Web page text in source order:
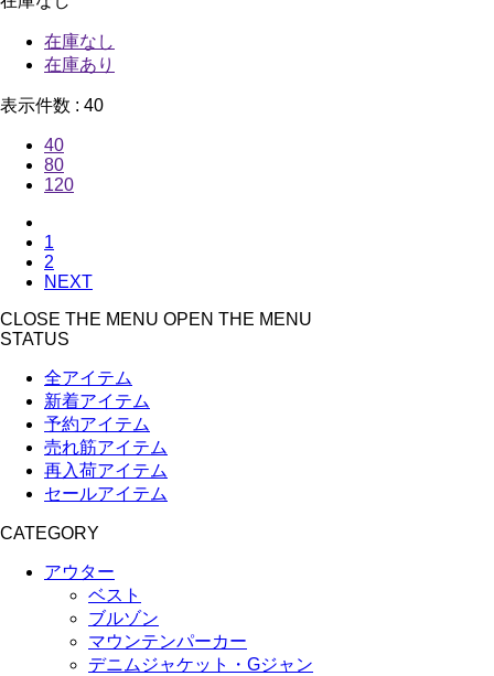
在庫なし
在庫あり
表示件数 : 40
40
80
120
1
2
NEXT
CLOSE THE MENU OPEN THE MENU
STATUS
全アイテム
新着アイテム
予約アイテム
売れ筋アイテム
再入荷アイテム
セールアイテム
CATEGORY
アウター
ベスト
ブルゾン
マウンテンパーカー
デニムジャケット・Gジャン